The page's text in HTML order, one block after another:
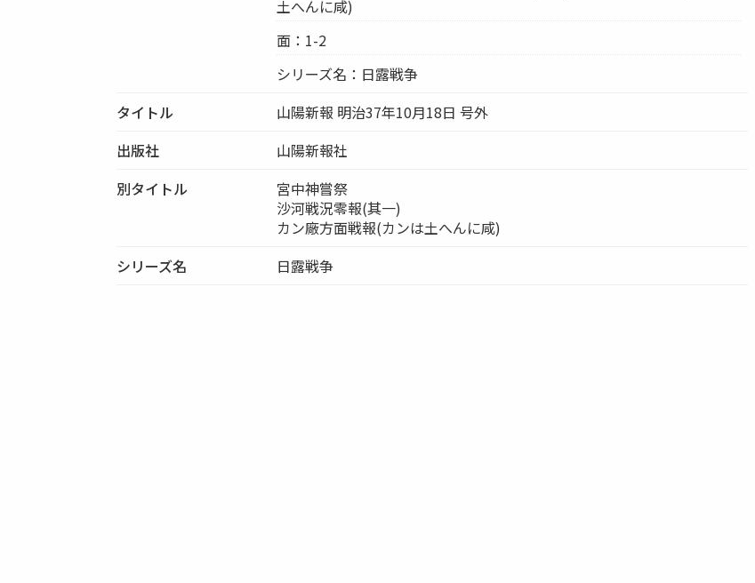
土へんに咸)
面：1-2
シリーズ名：日露戦争
タイトル
山陽新報 明治37年10月18日 号外
出版社
山陽新報社
別タイトル
宮中神嘗祭
沙河戦況零報(其一)
カン廠方面戦報(カンは土へんに咸)
シリーズ名
日露戦争